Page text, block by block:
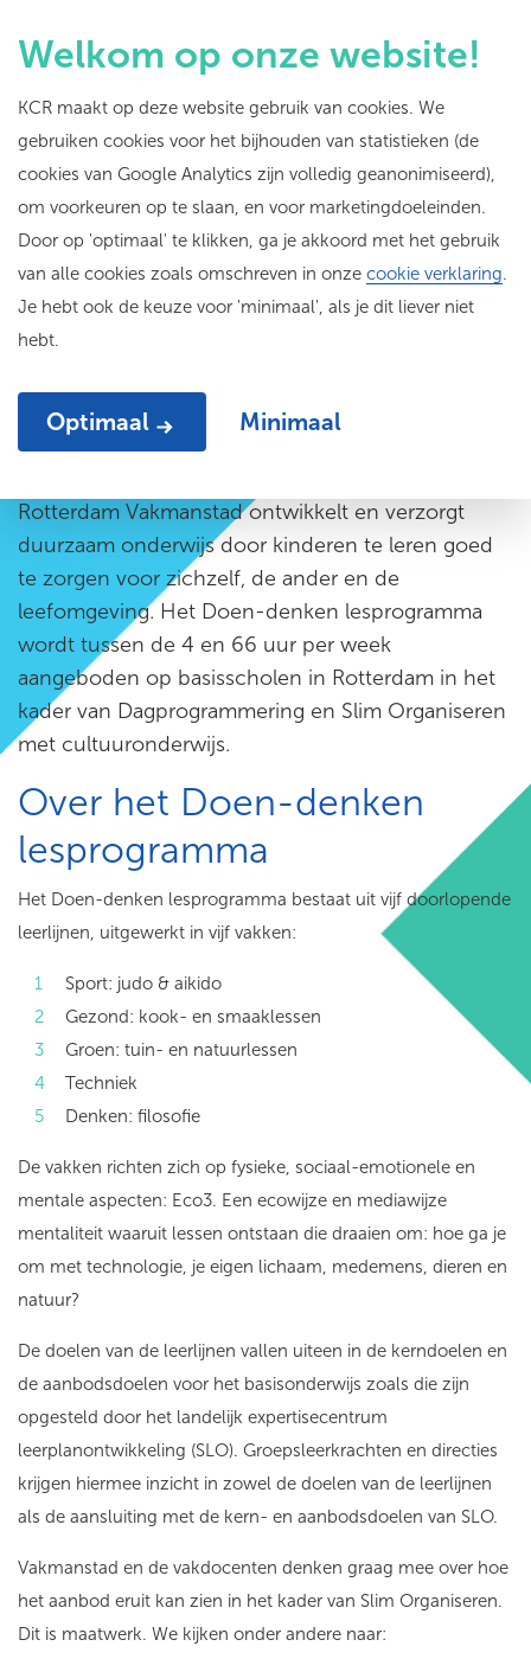
Welkom op onze website!
KCR maakt op deze website gebruik van cookies. We
gebruiken cookies voor het bijhouden van statistieken (de
cookies van Google Analytics zijn volledig geanonimiseerd),
om voorkeuren op te slaan, en voor marketingdoeleinden.
Door op 'optimaal' te klikken, ga je akkoord met het gebruik
van alle cookies zoals omschreven in onze cookie verklaring.
Je hebt ook de keuze voor 'minimaal', als je dit liever niet
hebt.
Optimaal Minimaal
Slim Organiserenmet
Rotterdam
Vakmanstad
Rotterdam Vakmanstad ontwikkelt en verzorgt
duurzaam onderwijs door kinderen te leren goed
te zorgen voor zichzelf, de ander en de
leefomgeving. Het Doen-denken lesprogramma
wordt tussen de 4 en 66 uur per week
aangeboden op basisscholen in Rotterdam in het
kader van Dagprogrammering en Slim Organiseren
met cultuuronderwijs.
Over het Doen-denken
lesprogramma
Het Doen-denken lesprogramma bestaat uit vijf doorlopende
leerlijnen, uitgewerkt in vijf vakken:
Sport: judo & aikido
Gezond: kook- en smaaklessen
Groen: tuin- en natuurlessen
Techniek
Denken: filosofie
De vakken richten zich op fysieke, sociaal-emotionele en
mentale aspecten: Eco3. Een ecowijze en mediawijze
mentaliteit waaruit lessen ontstaan die draaien om: hoe ga je
om met technologie, je eigen lichaam, medemens, dieren en
natuur?
De doelen van de leerlijnen vallen uiteen in de kerndoelen en
de aanbodsdoelen voor het basisonderwijs zoals die zijn
opgesteld door het landelijk expertisecentrum
leerplanontwikkeling (SLO). Groepsleerkrachten en directies
krijgen hiermee inzicht in zowel de doelen van de leerlijnen
als de aansluiting met de kern- en aanbodsdoelen van SLO.
Vakmanstad en de vakdocenten denken graag mee over hoe
het aanbod eruit kan zien in het kader van Slim Organiseren.
Dit is maatwerk. We kijken onder andere naar: